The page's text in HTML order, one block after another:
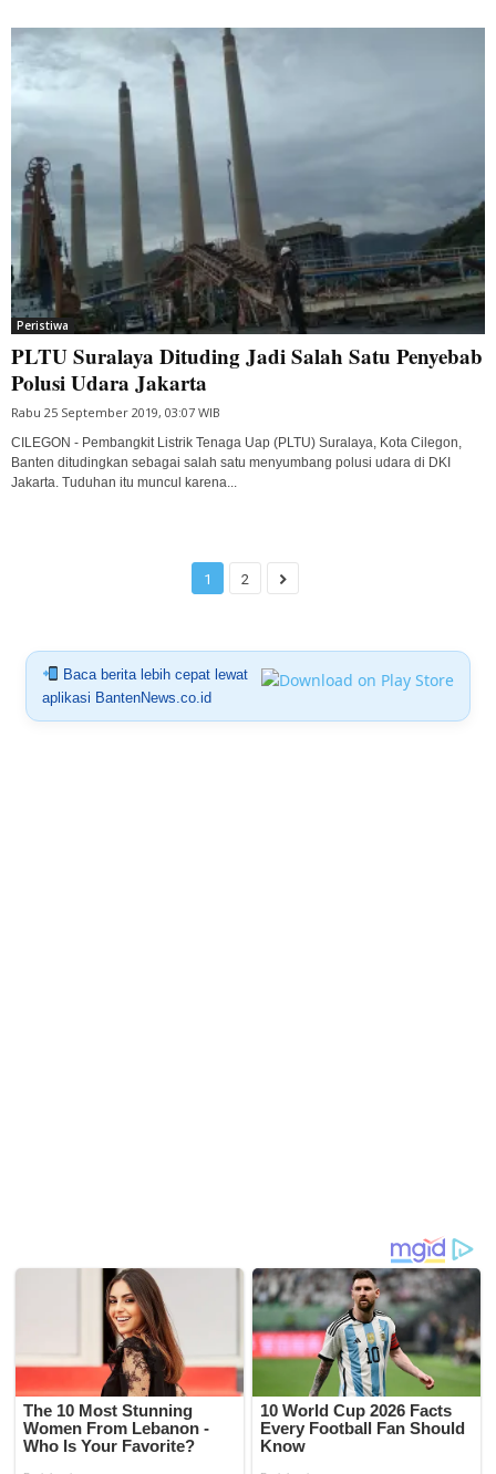
Peristiwa
PLTU Suralaya Dituding Jadi Salah Satu Penyebab
Polusi Udara Jakarta
Rabu 25 September 2019, 03:07 WIB
CILEGON - Pembangkit Listrik Tenaga Uap (PLTU) Suralaya, Kota Cilegon,
Banten ditudingkan sebagai salah satu menyumbang polusi udara di DKI
Jakarta. Tuduhan itu muncul karena...
1 2
Baca berita lebih cepat lewat
aplikasi BantenNews.co.id